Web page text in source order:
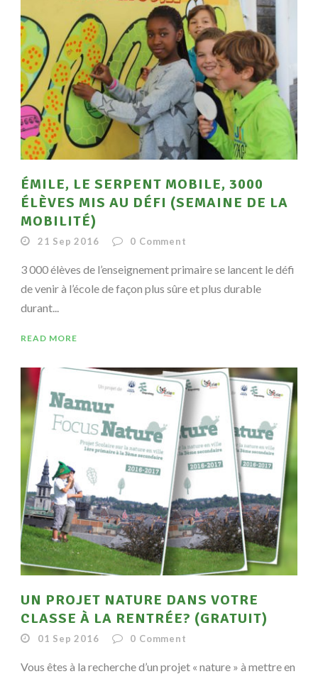
ÉMILE, LE SERPENT MOBILE, 3000
ÉLÈVES MIS AU DÉFI (SEMAINE DE LA
MOBILITÉ)
21 Sep 2016 0 Comment
3 000 élèves de l’enseignement primaire se lancent le défi
de venir à l’école de façon plus sûre et plus durable
durant...
READ MORE
UN PROJET NATURE DANS VOTRE
CLASSE À LA RENTRÉE? (GRATUIT)
01 Sep 2016 0 Comment
Vous êtes à la recherche d’un projet « nature » à mettre en